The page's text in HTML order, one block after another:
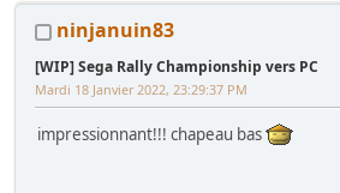
ninjanuin83
[WIP] Sega Rally Championship vers PC
Mardi 18 Janvier 2022, 23:29:37 PM
impressionnant!!! chapeau bas